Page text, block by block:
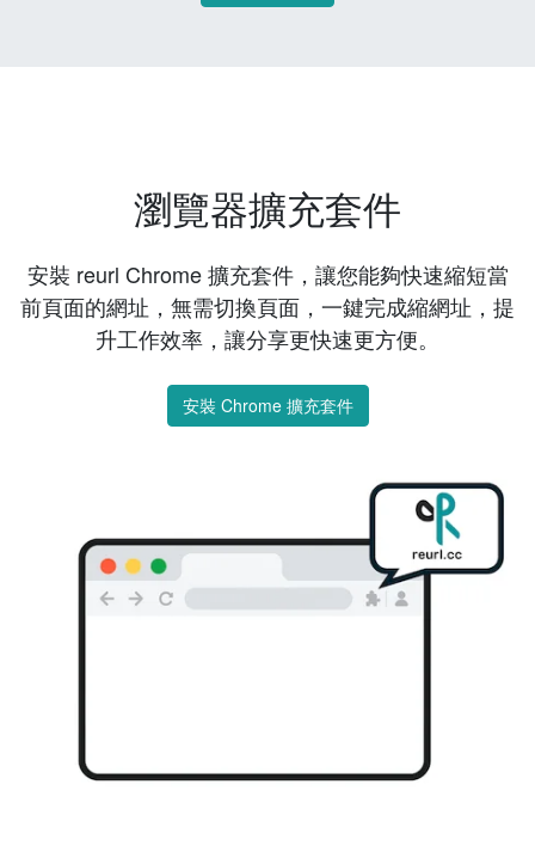
瀏覽器擴充套件
安裝 reurl Chrome 擴充套件，讓您能夠快速縮短當
前頁面的網址，無需切換頁面，一鍵完成縮網址，提
升工作效率，讓分享更快速更方便。
安裝 Chrome 擴充套件